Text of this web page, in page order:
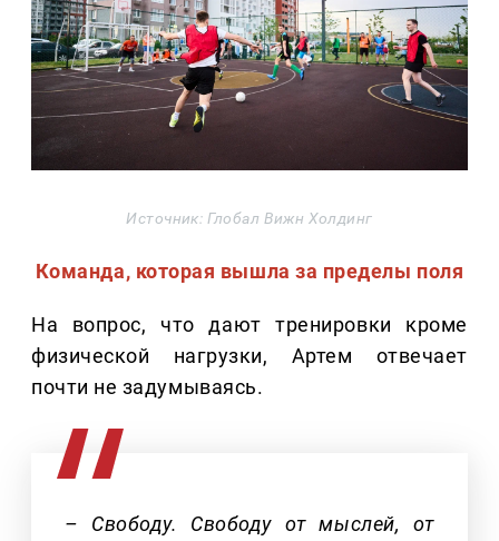
Источник: Глобал Вижн Холдинг
Команда, которая вышла за пределы поля
На вопрос, что дают тренировки кроме
физической нагрузки, Артем отвечает
почти не задумываясь.
– Свободу. Свободу от мыслей, от